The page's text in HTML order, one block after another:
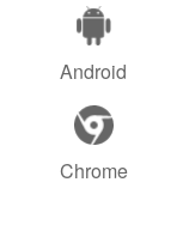
Android
Chrome